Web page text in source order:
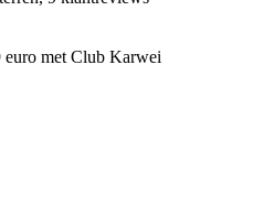
met Club Karwei